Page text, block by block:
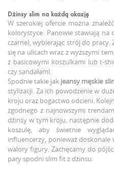
Dżinsy slim na każdą okazję
W szerokiej ofercie można
kolorystyce. Panowie stawiają na
czarne), wybierając strój do pracy.
się na ulicach wraz z wyższymi
z basicowymi koszulkami lub t-
czy sandałami.
Spodnie takie jak jeansy męskie
stylizacji. Za ich powodzenie w
kroju oraz bogactwo odcieni.
zgodnego z najnowszymi
dżinsy w tym kroju, następnie
koszulę, aby świetnie
influencerzy, ponieważ doskonale
walory figury. Zachęcamy do
pary spodni slim fit z dżinsu.